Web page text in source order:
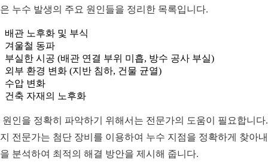
누수 발생의 주요 원인들을 정리한 목록입니다.
배관 노후화 및 부식
겨울철 동파
부실한 시공 (배관 연결 부위 미흡, 방수 공사 부실)
외부 환경 변화 (지반 침하, 건물 균열)
수압 변화
건축 자재의 노후화
원인을 정확히 파악하기 위해서는 전문가의 도움이 필요합니다
전문가는 첨단 장비를 이용하여 누수 지점을 정확하게 찾아
분석하여 최적의 해결 방안을 제시해 줍니다.